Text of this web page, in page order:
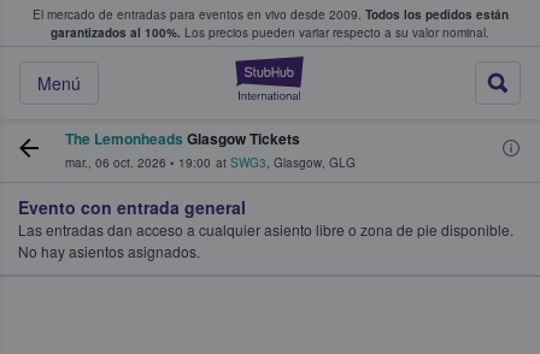
El mercado de entradas para eventos en vivo desde 2009. Todos los pedidos están
garantizados al 100%. Los precios pueden variar respecto a su valor nominal.
StubHub:
Menú
y venta de entradas entre fans
The Lemonheads Glasgow Tickets
mar., 06 oct. 2026 • 19:00 at SWG3, Glasgow, GLG
Evento con entrada general
Las entradas dan acceso a cualquier asiento libre o zona de pie disponible.
No hay asientos asignados.